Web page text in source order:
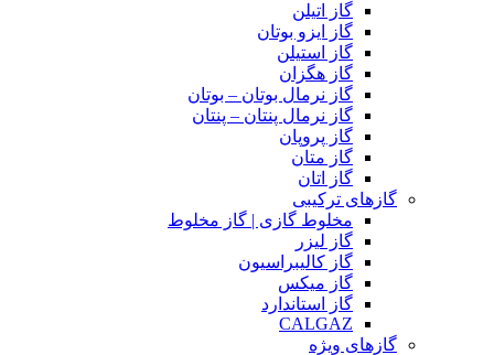
گاز اتیلن
گاز ایزو بوتان
گاز استیلن
گاز هگزان
گاز نرمال بوتان – بوتان
گاز نرمال پنتان – پنتان
گاز پروپان
گاز متان
گاز اتان
گازهای ترکیبی
مخلوط گازی | گاز مخلوط
گاز لیزر
گاز کالیبراسیون
گاز میکس
گاز استاندارد
CALGAZ
گازهای ویژه